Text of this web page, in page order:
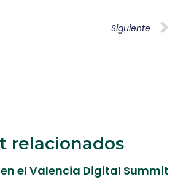
Siguiente
relacionados
el Valencia Digital Summit